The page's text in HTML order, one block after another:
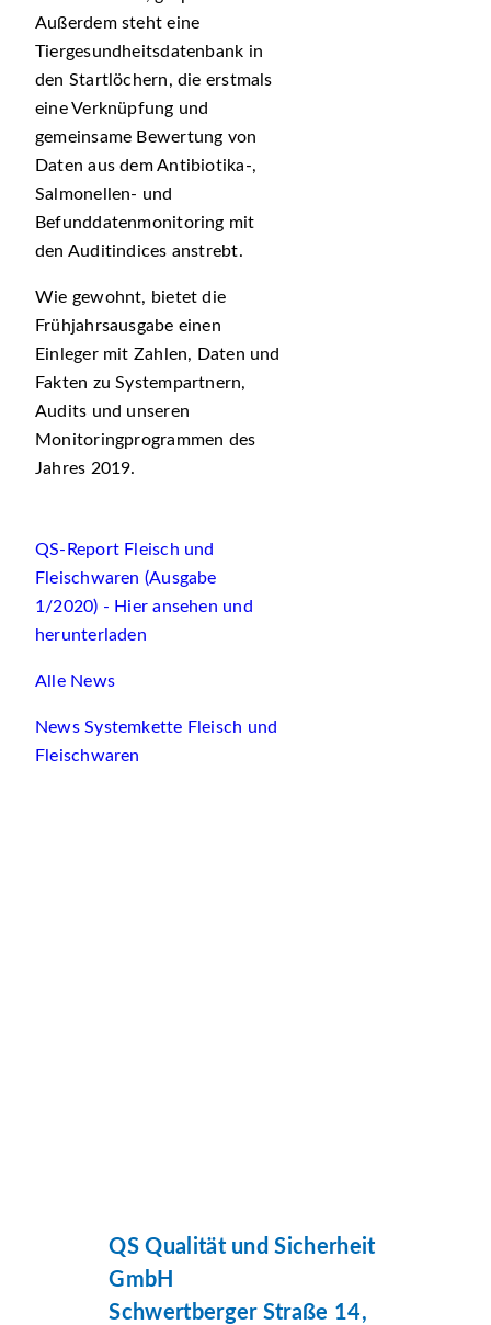
Außerdem steht eine
Tiergesundheitsdatenbank in
den Startlöchern, die erstmals
eine Verknüpfung und
gemeinsame Bewertung von
Daten aus dem Antibiotika-,
Salmonellen- und
Befunddatenmonitoring mit
den Auditindices anstrebt.
Wie gewohnt, bietet die
Frühjahrsausgabe einen
Einleger mit Zahlen, Daten und
Fakten zu Systempartnern,
Audits und unseren
Monitoringprogrammen des
Jahres 2019.
QS-Report Fleisch und
Fleischwaren (Ausgabe
1/2020) - Hier ansehen und
herunterladen
Alle News
News Systemkette Fleisch und
Fleischwaren
QS Qualität und Sicherheit
GmbH
Schwertberger Straße 14,